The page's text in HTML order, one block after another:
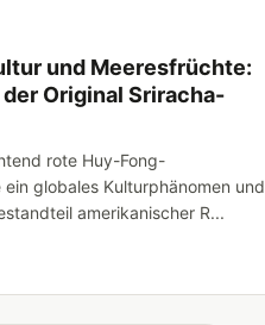
und Meeresfrüchte:
der Original Sriracha-
rote Huy-Fong-
ein globales Kulturphänomen und
amerikanischer R...